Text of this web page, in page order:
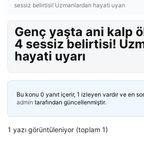
sessiz belirtisi! Uzmanlardan hayati uyarı
Genç yaşta ani kalp
4 sessiz belirtisi!
hayati uyarı
Bu konu 0 yanıt içerir, 1 izleyen vardır ve en
admin tarafından güncellenmiştir.
1 yazı görüntüleniyor (toplam 1)